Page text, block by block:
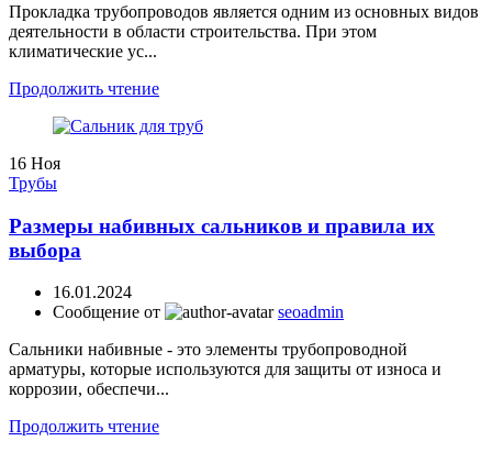
Прокладка трубопроводов является одним из основных видов
деятельности в области строительства. При этом
климатические ус...
Продолжить чтение
16 Ноя
Трубы
Размеры набивных сальников и правила их
выбора
16.01.2024
Сообщение от
seoadmin
Сальники набивные - это элементы трубопроводной
арматуры, которые используются для защиты от износа и
коррозии, обеспечи...
Продолжить чтение